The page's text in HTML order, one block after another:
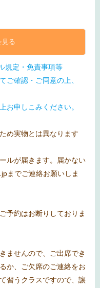
見る
規定・免責事項等
ご確認・ご同意の上、
お申しこみください。
め実物とは異なります
ルが届きます。届かない
までご連絡お願いしま
予約はお断りしておりま
ませんので、ご出席でき
か、ご欠席のご連絡をお
習うクラスですので、譲